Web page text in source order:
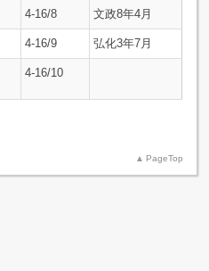
4-16/8 文政8年4月
4-16/9 弘化3年7月
4-16/10
PageTop